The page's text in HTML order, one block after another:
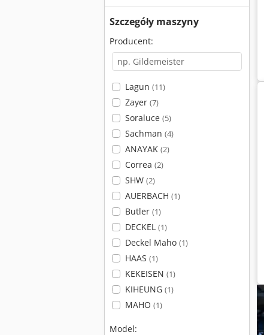
Szczegóły maszyny
Producent:
Lagun (11)
Zayer (7)
Soraluce (5)
Sachman (4)
ANAYAK (2)
Correa (2)
SHW (2)
AUERBACH (1)
Butler (1)
DECKEL (1)
Deckel Maho (1)
HAAS (1)
KEKEISEN (1)
KIHEUNG (1)
MAHO (1)
Model: